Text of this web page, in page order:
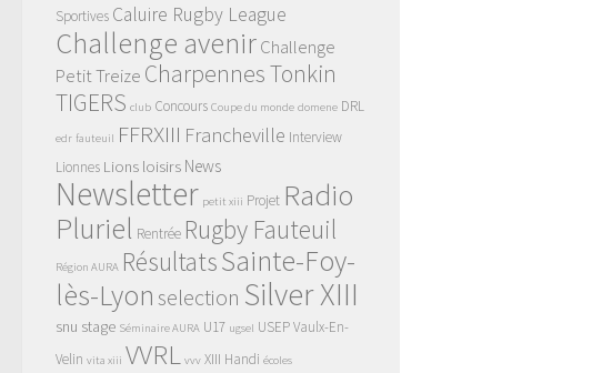
Sportives Caluire Rugby League
Challenge avenirChallenge
Petit Treize Charpennes Tonkin
TIGERS club Concours Coupe du monde domene DRL
edr fauteuil FFRXIII Francheville Interview
Lionnes Lions loisirs News
Newsletter petit xiii Projet Radio
Pluriel Rentrée Rugby Fauteuil
Région AURA RésultatsSainte-Foy-
lès-Lyon selection Silver XIII
snu stage Séminaire AURA U17 ugsel USEPVaulx-En-
Velin vita xiii VVRL vvv XIII Handi écoles